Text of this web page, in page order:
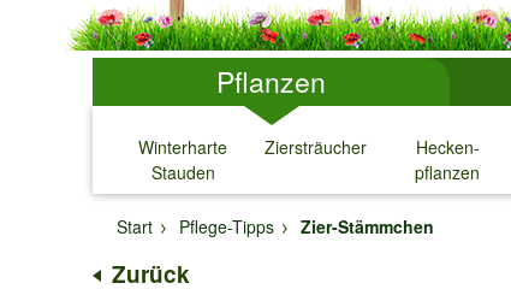
Pflanzen
Winterharte
Stauden
↓
Ziersträucher
↓
Hecken-
pflanzen
↓
Start
Pflege-Tipps Zier-Stämmchen
Zurück